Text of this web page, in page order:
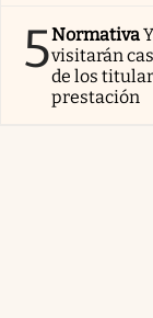
5Normativa
visitarán
de los
prestación